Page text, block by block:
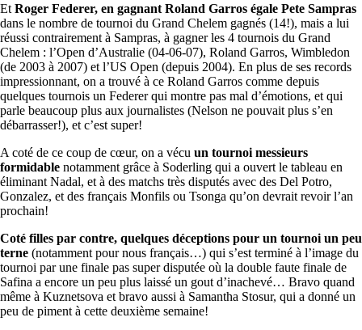
Et Roger Federer, en gagnant Roland Garros égale Pete Sampras
dans le nombre de tournoi du Grand Chelem gagnés (14!), mais a lui
réussi contrairement à Sampras, à gagner les 4 tournois du Grand
Chelem : l’Open d’Australie (04-06-07), Roland Garros, Wimbledon
(de 2003 à 2007) et l’US Open (depuis 2004). En plus de ses records
impressionnant, on a trouvé à ce Roland Garros comme depuis
quelques tournois un Federer qui montre pas mal d’émotions, et qui
parle beaucoup plus aux journalistes (Nelson ne pouvait plus s’en
débarrasser!), et c’est super!
A coté de ce coup de cœur, on a vécu un tournoi messieurs
formidable notamment grâce à Soderling qui a ouvert le tableau en
éliminant Nadal, et à des matchs très disputés avec des Del Potro,
Gonzalez, et des français Monfils ou Tsonga qu’on devrait revoir l’an
prochain!
Coté filles par contre, quelques déceptions pour un tournoi un peu
terne (notamment pour nous français…) qui s’est terminé à l’image du
tournoi par une finale pas super disputée où la double faute finale de
Safina a encore un peu plus laissé un gout d’inachevé… Bravo quand
même à Kuznetsova et bravo aussi à Samantha Stosur, qui a donné un
peu de piment à cette deuxième semaine!